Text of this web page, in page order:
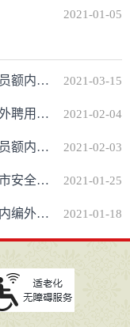
2021-01-05
2020年度六安市直部分单位公开招聘员额内编外聘用工作人员六安技师学院拟聘用人员名单公示 2021-03-15
六安市生态环境局公开招聘员额内编外聘用人员拟录用人员公示 2021-02-04
六安市社会福利院2020年度公开招聘员额内编外聘用工作人员拟聘用人员名单公示 2021-02-03
2020年度六安市应急局下属事业单位市安全生产监察支队公开招聘员额内编外聘用人员拟聘用人员公示 2021-01-25
六安市住房公积金中心公开招聘员额内编外聘用人员拟录用人员公示 2021-01-18